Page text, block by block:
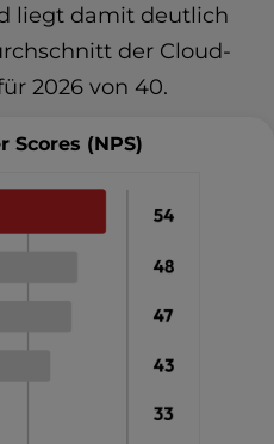
liegt damit deutlich
der Cloud-
2026 von 40.
Scores (NPS)